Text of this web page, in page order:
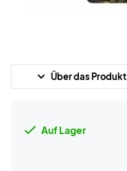
Über das Produkt
Auf Lager